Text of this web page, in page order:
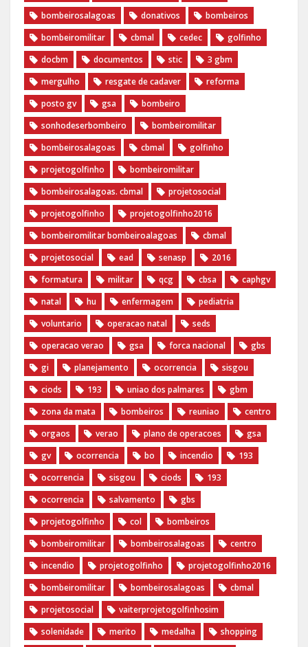
bombeirosalagoas
donativos
bombeiros
bombeiromilitar
cbmal cedec
golfinho
docbm
documentos stic
3 gbm
mergulho
resgate de cadaver
reforma
posto gv
gsa
bombeiro
sonhodeserbombeiro
bombeiromilitar
bombeirosalagoas
cbmal
golfinho
projetogolfinho
bombeiromilitar
bombeirosalagoas. cbmal
projetosocial
projetogolfinho
projetogolfinho2016
bombeiromilitar bombeiroalagoas
cbmal
projetosocial
ead senasp
2016
formatura
militar qcg cbsa
caphgv
natal
hu enfermagem
pediatria
voluntario
operacao natal
seds
operacao verao
gsa forca nacional
gbs
gi
planejamento ocorrencia
sisgou
ciods
193 uniao dos palmares
gbm
zona da mata
bombeiros reuniao
centro
orgaos
verao plano de operacoes
gsa
gv
ocorrencia bo incendio
193
ocorrencia
sisgou ciods
193
ocorrencia
salvamento
gbs
projetogolfinho
col
bombeiros
bombeiromilitar
bombeirosalagoas
centro
incendio
‪projetogolfinho‬
‎projetogolfinho2016
‎bombeiromilitar‬
‎bombeirosalagoas‬
‎cbmal‬
‎projetosocial‬‪
vaiterprojetogolfinhosim‬
solenidade
merito medalha
shopping